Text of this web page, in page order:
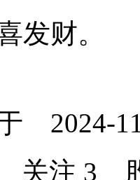
发财。
2024-
关注 3